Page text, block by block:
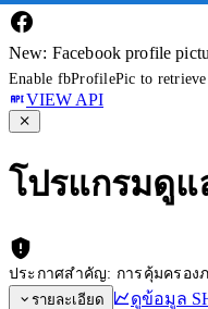
New: Facebook profile
Enable fbProfilePic to retrieve
VIEW API
โปรแกรมดูแ
ประกาศสำคัญ: การคุ้มครองภ
รายละเอียด
ดูข้อมูล